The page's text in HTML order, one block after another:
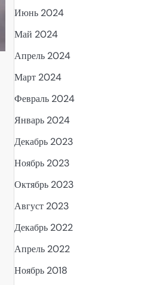
Июнь 2024
Май 2024
Апрель 2024
Март 2024
Февраль 2024
Январь 2024
Декабрь 2023
Ноябрь 2023
Октябрь 2023
Август 2023
Декабрь 2022
Апрель 2022
Ноябрь 2018